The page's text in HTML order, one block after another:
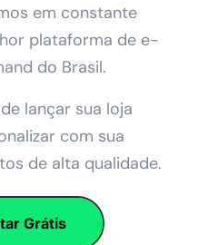
em constante
plataforma de e-
do Brasil.
lançar sua loja
com sua
de alta qualidade.
Grátis